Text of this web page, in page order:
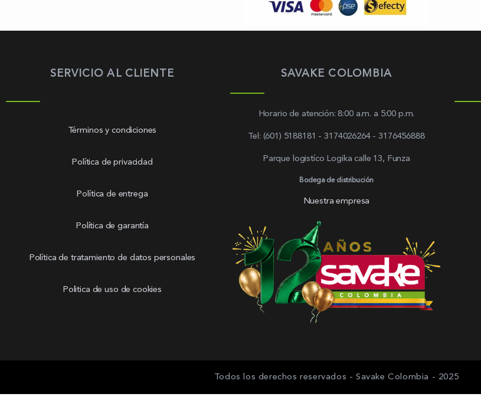
SERVICIO AL CLIENTE
Términos y condiciones
Política de privacidad
Política de entrega
Política de garantía
Política de tratamiento de datos personales
Politica de uso de cookies
SAVAKE COLOMBIA
Horario de atención: 8:00 a.m. a 5:00 p.m.
Tel: (601) 5188181 - 3174026264 - 3176456888
Parque logistíco Logika calle 13, Funza
Bodega de distribución
Nuestra empresa
Todos los derechos reservados - Savake Colombia - 2025